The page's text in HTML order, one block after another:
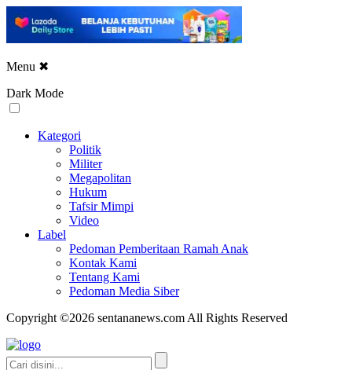
Menu ✖
Dark Mode
Kategori
Politik
Militer
Megapolitan
Hukum
Tafsir Mimpi
Video
Label
Pedoman Pemberitaan Ramah Anak
Kontak Kami
Tentang Kami
Pedoman Media Siber
Copyright ©2026 sentananews.com All Rights Reserved